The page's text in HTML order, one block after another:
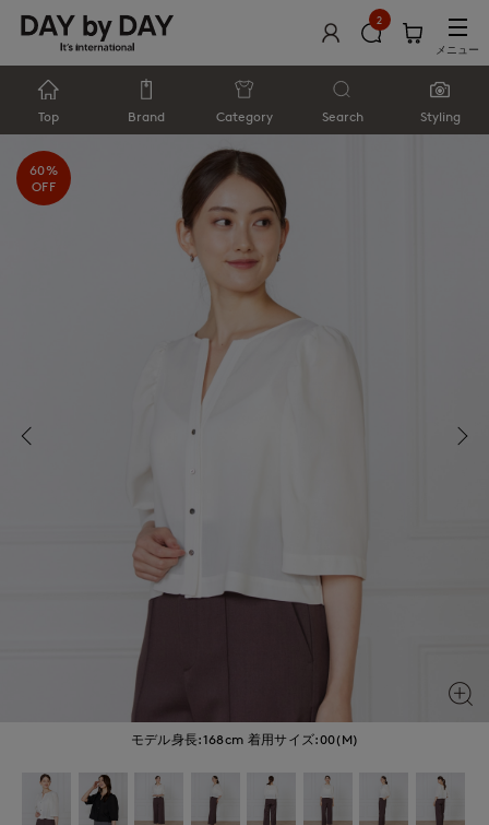
2
メニュー
Top Brand Category Search Styling
モデル身長:168cm 着用サイズ:00(M)
60%
OFF